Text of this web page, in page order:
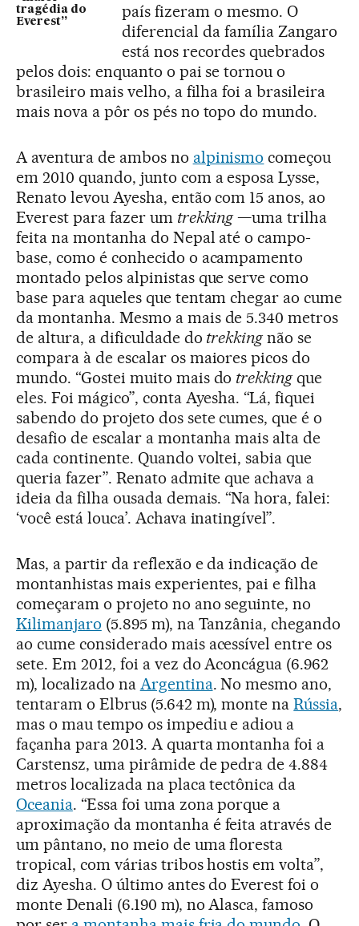
tragédia do
Everest”
país fizeram o mesmo. O
diferencial da família Zangaro
está nos recordes quebrados
pelos dois: enquanto o pai se tornou o
brasileiro mais velho, a filha foi a brasileira
mais nova a pôr os pés no topo do mundo.
A aventura de ambos no alpinismo começou
em 2010 quando, junto com a esposa Lysse,
Renato levou Ayesha, então com 15 anos, ao
Everest para fazer um trekking—uma trilha
feita na montanha do Nepal até o campo-
base, como é conhecido o acampamento
montado pelos alpinistas que serve como
base para aqueles que tentam chegar ao cume
da montanha. Mesmo a mais de 5.340 metros
de altura, a dificuldade do trekkingnão se
compara à de escalar os maiores picos do
mundo. “Gostei muito mais do trekkingque
eles. Foi mágico”, conta Ayesha. “Lá, fiquei
sabendo do projeto dos sete cumes, que é o
desafio de escalar a montanha mais alta de
cada continente. Quando voltei, sabia que
queria fazer”. Renato admite que achava a
ideia da filha ousada demais. “Na hora, falei:
‘você está louca’. Achava inatingível”.
Mas, a partir da reflexão e da indicação de
montanhistas mais experientes, pai e filha
começaram o projeto no ano seguinte, no
Kilimanjaro (5.895 m), na Tanzânia, chegando
ao cume considerado mais acessível entre os
sete. Em 2012, foi a vez do Aconcágua (6.962
m), localizado na Argentina. No mesmo ano,
tentaram o Elbrus (5.642 m), monte naRússia,
mas o mau tempo os impediu e adiou a
façanha para 2013. A quarta montanha foi a
Carstensz, uma pirâmide de pedra de 4.884
metros localizada na placa tectônica da
Oceania. “Essa foi uma zona porque a
aproximação da montanha é feita através de
um pântano, no meio de uma floresta
tropical, com várias tribos hostis em volta”,
diz Ayesha. O último antes do Everest foi o
monte Denali (6.190 m), no Alasca, famoso